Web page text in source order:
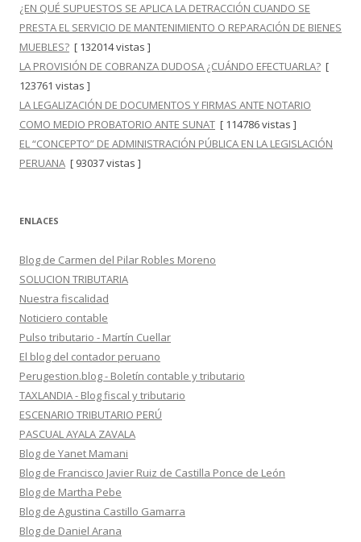
¿EN QUÉ SUPUESTOS SE APLICA LA DETRACCIÓN CUANDO SE
PRESTA EL SERVICIO DE MANTENIMIENTO O REPARACIÓN DE BIENES
MUEBLES? [ 132014 vistas ]
LA PROVISIÓN DE COBRANZA DUDOSA ¿CUÁNDO EFECTUARLA? [
123761 vistas ]
LA LEGALIZACIÓN DE DOCUMENTOS Y FIRMAS ANTE NOTARIO
COMO MEDIO PROBATORIO ANTE SUNAT [ 114786 vistas ]
EL “CONCEPTO” DE ADMINISTRACIÓN PÚBLICA EN LA LEGISLACIÓN
PERUANA [ 93037 vistas ]
ENLACES
Blog de Carmen del Pilar Robles Moreno
SOLUCION TRIBUTARIA
Nuestra fiscalidad
Noticiero contable
Pulso tributario - Martín Cuellar
El blog del contador peruano
Perugestion.blog - Boletín contable y tributario
TAXLANDIA - Blog fiscal y tributario
ESCENARIO TRIBUTARIO PERÚ
PASCUAL AYALA ZAVALA
Blog de Yanet Mamani
Blog de Francisco Javier Ruiz de Castilla Ponce de León
Blog de Martha Pebe
Blog de Agustina Castillo Gamarra
Blog de Daniel Arana